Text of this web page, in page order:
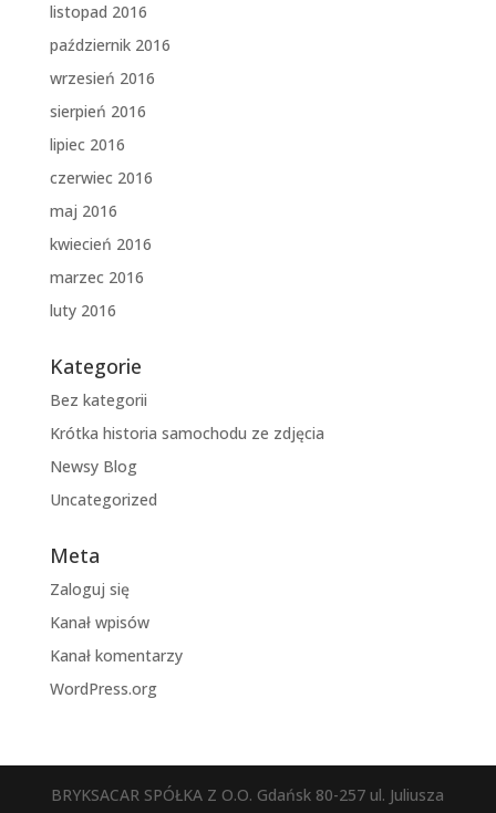
listopad 2016
październik 2016
wrzesień 2016
sierpień 2016
lipiec 2016
czerwiec 2016
maj 2016
kwiecień 2016
marzec 2016
luty 2016
Kategorie
Bez kategorii
Krótka historia samochodu ze zdjęcia
Newsy Blog
Uncategorized
Meta
Zaloguj się
Kanał wpisów
Kanał komentarzy
WordPress.org
BRYKSACAR SPÓŁKA Z O.O. Gdańsk 80-257 ul. Juliusza